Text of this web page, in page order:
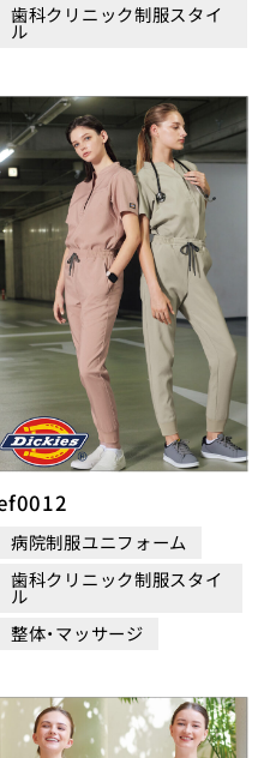
歯科クリニック制服スタイ
ル
病院制服ユニフォーム
歯科クリニック制服スタイ
ル
整体・マッサージ